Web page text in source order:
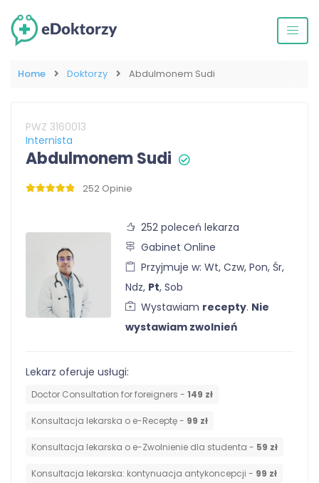
Home Doktorzy Abdulmonem Sudi
PWZ 3160013
Internista
Abdulmonem Sudi
252 Opinie
252 poleceń lekarza
Gabinet Online
Przyjmuje w: Wt, Czw, Pon, Śr,
Ndz, Pt, Sob
Wystawiam recepty. Nie
wystawiam zwolnień
Lekarz oferuje usługi:
Doctor Consultation for foreigners - 149 zł
Konsultacja lekarska o e-Receptę - 99 zł
Konsultacja lekarska o e-Zwolnienie dla studenta - 59 zł
⁠Konsultacja lekarska: kontynuacja antykoncepcji - 99 zł